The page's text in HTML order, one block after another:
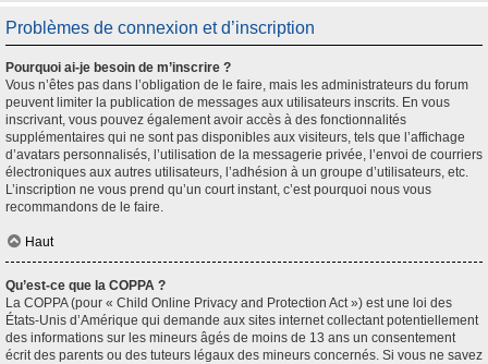
Problèmes de connexion et d’inscription
Pourquoi ai-je besoin de m’inscrire ?
Vous n’êtes pas dans l’obligation de le faire, mais les administrateurs du forum
peuvent limiter la publication de messages aux utilisateurs inscrits. En vous
inscrivant, vous pouvez également avoir accès à des fonctionnalités
supplémentaires qui ne sont pas disponibles aux visiteurs, tels que l’affichage
d’avatars personnalisés, l’utilisation de la messagerie privée, l’envoi de courriers
électroniques aux autres utilisateurs, l’adhésion à un groupe d’utilisateurs, etc.
L’inscription ne vous prend qu’un court instant, c’est pourquoi nous vous
recommandons de le faire.
Haut
Qu’est-ce que la COPPA ?
La COPPA (pour « Child Online Privacy and Protection Act ») est une loi des
États-Unis d’Amérique qui demande aux sites internet collectant potentiellement
des informations sur les mineurs âgés de moins de 13 ans un consentement
écrit des parents ou des tuteurs légaux des mineurs concernés. Si vous ne savez